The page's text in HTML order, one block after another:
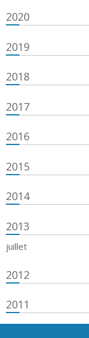
2020
2019
2018
2017
2016
2015
2014
2013
juillet
2012
2011